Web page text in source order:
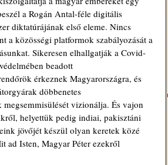
a Rogán Antal-féle digitális
diktatúrájának első eleme. Nincs
a közösségi platformok szabályozását a
Sikeresen elhallgatják a Covid-
beadott
érkeznek Magyarországra, és
döbbenetes
vizionálja. És vajon
helyettük pedig indiai, pakisztáni
jövőjét készül olyan keretek közé
ad Isten, Magyar Péter ezekről